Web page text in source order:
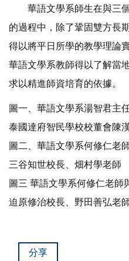
華語文學系師生在與三個
的過程中，除了鞏固雙方長
得以將平日所學的教學理論
華語文學系教師得以了解當
求以精進師資培育的依據。
圖一、華語文學系湯智君主
泰國達府智民學校校董會陳
圖二、華語文學系何修仁老
三谷知世校長、畑村學老師
圖三 華語文學系何修仁老師
迫原修治校長、野田善弘老
分享